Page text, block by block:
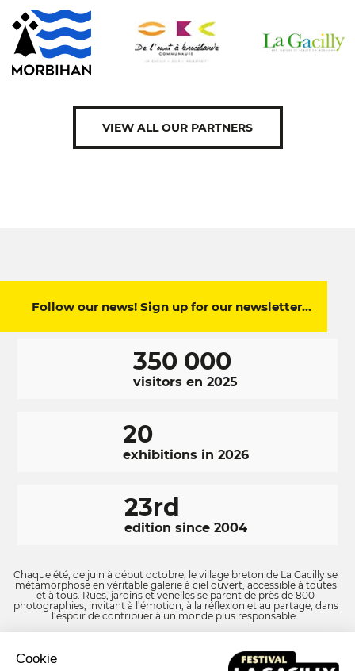
Cookie
VIEW ALL OUR PARTNERS
Follow our news! Sign up for our newsletter…
350 000
visitors en 2025
20
exhibitions in 2026
23rd
edition since 2004
Chaque été, de juin à début octobre, le village breton de La Gacilly se
métamorphose en véritable galerie à ciel ouvert, accessible à toutes
et à tous. Rues, jardins et venelles se parent de près de 800
photographies, invitant à l’émotion, à la réflexion et au partage, dans
l’espoir de contribuer à un monde plus responsable.
Instagram